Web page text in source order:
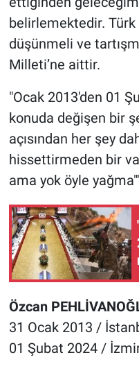
belirlemektedir.
düşünmeli ve
Milleti’ne aittir.
"Ocak 2013'den 01
konuda değişen bir
açısından her şey
hissettirmeden bir
ama yok öyle
Özcan
31 Ocak 2013 /
01 Şubat 2024 /